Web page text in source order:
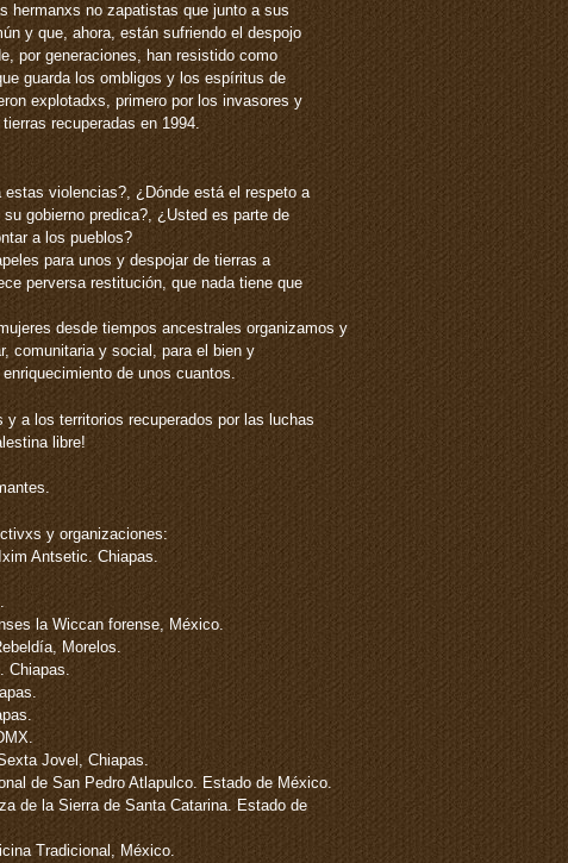
hermanxs no zapatistas que junto a sus
y que, ahora, están sufriendo el despojo
por generaciones, han resistido como
guarda los ombligos y los espíritus de
explotadxs, primero por los invasores y
recuperadas en 1994.
violencias?, ¿Dónde está el respeto a
su gobierno predica?, ¿Usted es parte de
a los pueblos?
para unos y despojar de tierras a
perversa restitución, que nada tiene que
desde tiempos ancestrales organizamos y
comunitaria y social, para el bien y
de unos cuantos.
y a los territorios recuperados por las luchas
libre!
y organizaciones:
Antsetic. Chiapas.
la Wiccan forense, México.
Morelos.
Chiapas.
Jovel, Chiapas.
de San Pedro Atlapulco. Estado de México.
de la Sierra de Santa Catarina. Estado de
Tradicional, México.